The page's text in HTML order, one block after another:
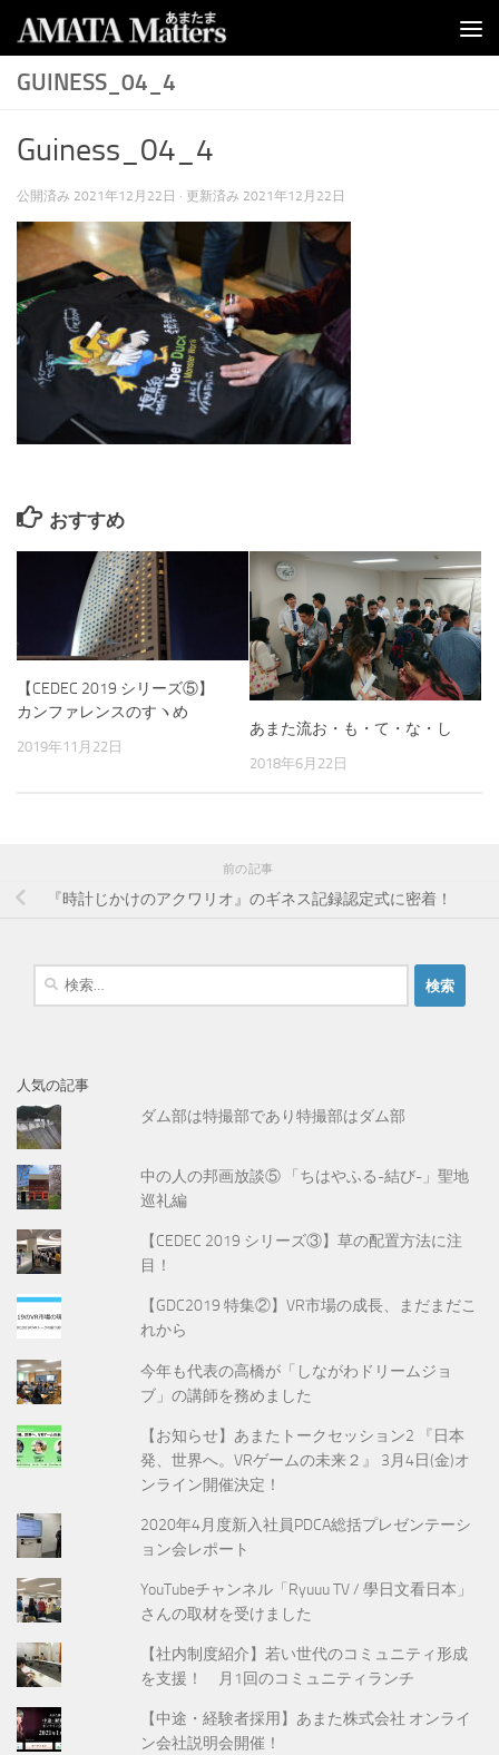
コンテンツへスキップ
GUINESS_04_4
Guiness_04_4
公開済み 2021年12月22日 · 更新済み 2021年12月22日
おすすめ
【CEDEC 2019 シリーズ⑤】
カンファレンスのすヽめ
2019年11月22日
あまた流お・も・て・な・し
2018年6月22日
前の記事
『時計じかけのアクワリオ』のギネス記録認定式に密着！
検
人気の記事
ダム部は特撮部であり特撮部はダム部
中の人の邦画放談⑤ 「ちはやふる-結び-」聖地
巡礼編
【CEDEC 2019 シリーズ③】草の配置方法に注
目！
【GDC2019 特集②】VR市場の成長、まだまだこ
れから
今年も代表の高橋が「しながわドリームジョ
ブ」の講師を務めました
【お知らせ】あまたトークセッション2 『日本
発、世界へ。VRゲームの未来２』 3月4日(金)オ
ンライン開催決定！
2020年4月度新入社員PDCA総括プレゼンテーシ
ョン会レポート
YouTubeチャンネル「Ryuuu TV / 學日文看日本」
さんの取材を受けました
【社内制度紹介】若い世代のコミュニティ形成
を支援！ 月1回のコミュニティランチ
【中途・経験者採用】あまた株式会社 オンライ
ン会社説明会開催！